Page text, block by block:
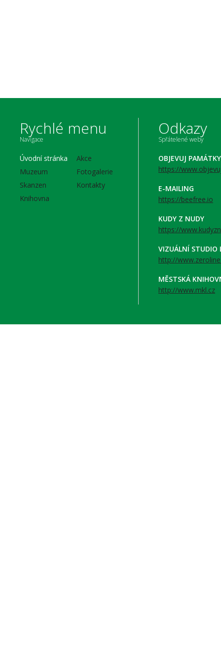
Rychlé menu
Navigace
Úvodní stránka
Muzeum
Skanzen
Knihovna
Akce
Fotogalerie
Kontakty
Odkazy
Spřátelené weby
OBJEVUJ PAMÁTKY
https://
E-MAILING
https://beefree.io
KUDY Z NUDY
https://
VIZUÁLNÍ STUDIO
http://
MĚSTSKÁ
http://www.mkl.cz